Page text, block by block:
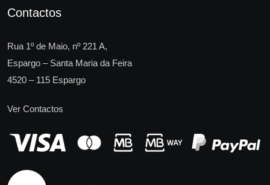
Contactos
Rua 1º de Maio, nº 221 A,
Espargo – Santa Maria da Feira
4520 – 115 Espargo
Ver Contactos